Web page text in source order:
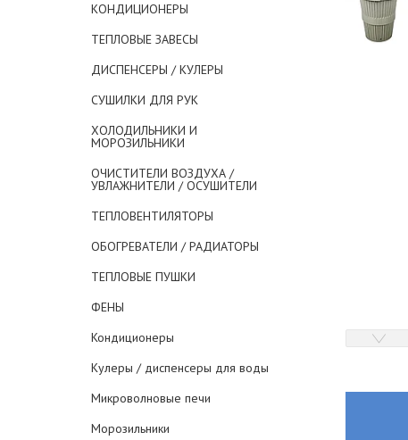
КОНДИЦИОНЕРЫ
ТЕПЛОВЫЕ ЗАВЕСЫ
ДИСПЕНСЕРЫ / КУЛЕРЫ
СУШИЛКИ ДЛЯ РУК
ХОЛОДИЛЬНИКИ И
МОРОЗИЛЬНИКИ
ОЧИСТИТЕЛИ ВОЗДУХА /
УВЛАЖНИТЕЛИ / ОСУШИТЕЛИ
ТЕПЛОВЕНТИЛЯТОРЫ
ОБОГРЕВАТЕЛИ / РАДИАТОРЫ
ТЕПЛОВЫЕ ПУШКИ
ФЕНЫ
Кондиционеры
Кулеры / диспенсеры для воды
Микроволновые печи
Морозильники